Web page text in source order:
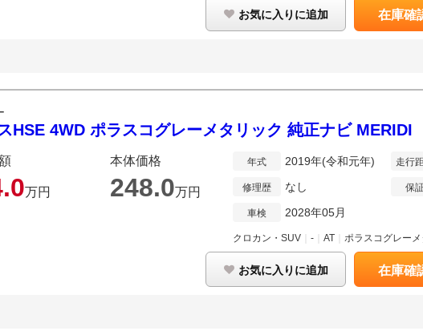
お気に入りに追加 在庫確
HSE 4WD ポラスコグレーメタリック 純正ナビ MERIDI
0万円
本体価格
248.0万円
年式 2019年(令和元年)
修理歴 なし
車検 2028年05月
走行
保
クロカン・SUV - AT ポラスコグレーメ
お気に入りに追加 在庫確